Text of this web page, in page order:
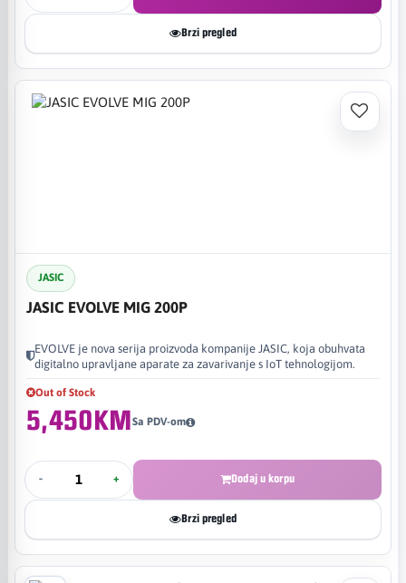
Brzi pregled
JASIC
JASIC EVOLVE MIG 200P
EVOLVE je nova serija proizvoda kompanije JASIC, koja obuhvata
digitalno upravljane aparate za zavarivanje s IoT tehnologijom.
Out of Stock
5,450KMSa PDV-om
- + Dodaj u korpu
Brzi pregled